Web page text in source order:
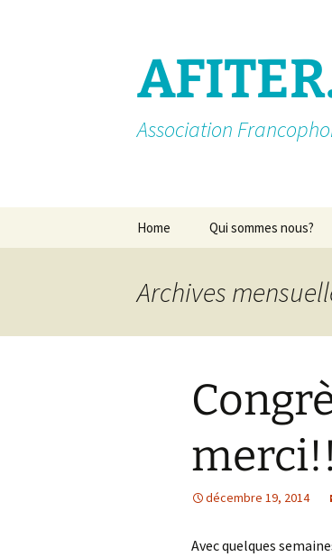
Association
Aller
Home Qui sommes nous?
Nos partenaires
Archives
merci!!
décembre 19, 2014
Avec quelques